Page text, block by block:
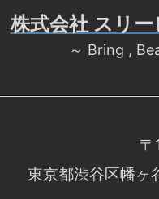
株式会社 スリ
～ Bring ,
東京都渋谷区幡ヶ